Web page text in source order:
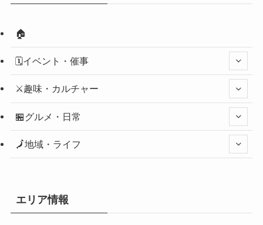
🏠
🗓️イベント・催事
⚔️趣味・カルチャー
🏪グルメ・日常
🗾地域・ライフ
エリア情報